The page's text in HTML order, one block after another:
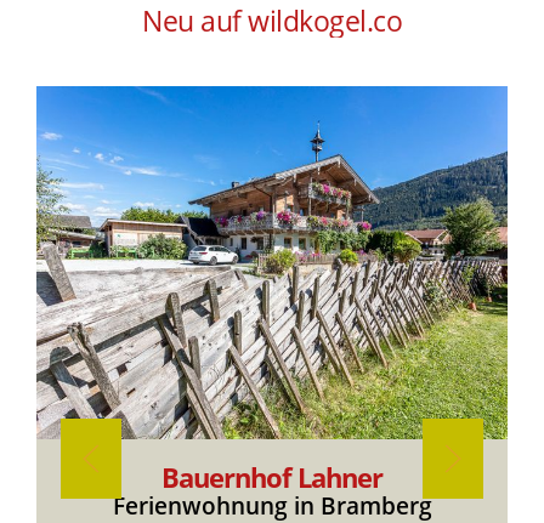
Neu auf wildkogel.co
Bauernhof Lahner
Ferienwohnung in Bramberg